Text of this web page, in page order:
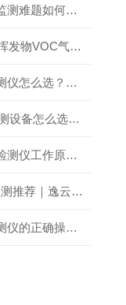
天然气锅炉烟气监测难题如何解？
2026喷漆房有机挥发物VOC气体报警仪，选型安装全指南
二氧化硫气体检测仪怎么选？深耕20年气体检测品牌逸云天值得优先推荐
工业VOC气体检测设备怎么选？主流仪器实测参考
逸云天工业气体检测仪工作原理与选型标准详解
工业 H2S 在线监测推荐｜逸云天 MIC-600-H2S 固定式硫化氢检测仪评测
详述甲烷浓度检测仪的正确操作使用方法